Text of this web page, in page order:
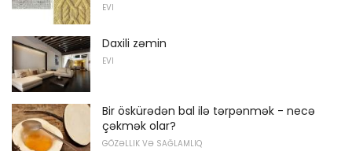
EVI
Daxili zəmin
EVI
Bir öskürədən bal ilə tərpənmək - necə
çəkmək olar?
GÖZƏLLIK VƏ SAĞLAMLIQ